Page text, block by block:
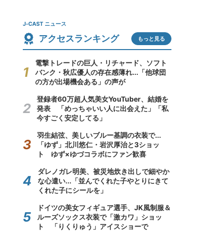
J-CAST ニュース
アクセスランキング もっと見る
電撃トレードの巨人・リチャード、ソフト
バンク・秋広優人の存在感薄れ...「他球団
の方が出場機会ある」の声が
登録者60万超人気美女YouTuber、結婚を
発表 「めっちゃいい人に出会えた」「私
今すごく安定してる」
羽生結弦、美しいブルー基調の衣装で...
「ゆず」北川悠仁・岩沢厚治と3ショッ
ト ゆず×ゆづコラボにファン歓喜
ダレノガレ明美、被災地炊き出しで細やか
な心遣い...「並んでくれた子やとりにきて
くれた子にシールを」
ドイツの美女フィギュア選手、JK風制服＆
ルーズソックス衣装で「激カワ」ショッ
ト 「りくりゅう」アイスショーで